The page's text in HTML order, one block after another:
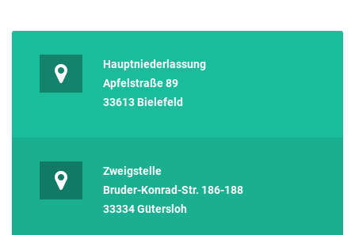
Hauptniederlassung
Apfelstraße 89
33613 Bielefeld
Zweigstelle
Bruder-Konrad-Str. 186-188
33334 Gütersloh